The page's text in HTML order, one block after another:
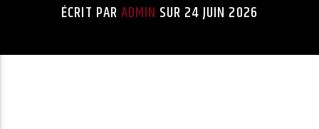
ÉCRIT PARADMIN SUR 24 JUIN 2026